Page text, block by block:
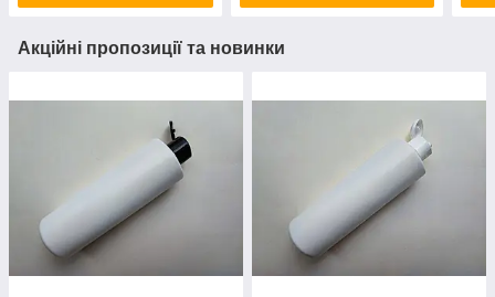
Акційні пропозиції та новинки